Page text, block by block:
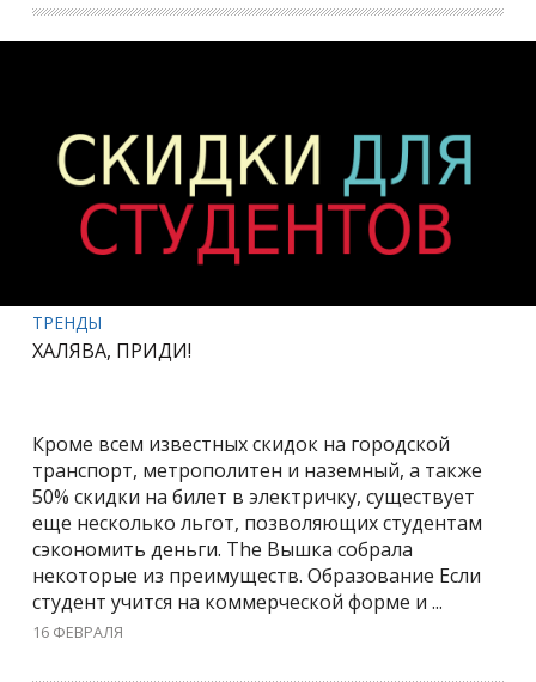
ТРЕНДЫ
ХАЛЯВА, ПРИДИ!
Кроме всем известных скидок на городской
транспорт, метрополитен и наземный, а также
50% скидки на билет в электричку, существует
еще несколько льгот, позволяющих студентам
сэкономить деньги. The Вышка собрала
некоторые из преимуществ. Образование Если
студент учится на коммерческой форме и ...
16 ФЕВРАЛЯ